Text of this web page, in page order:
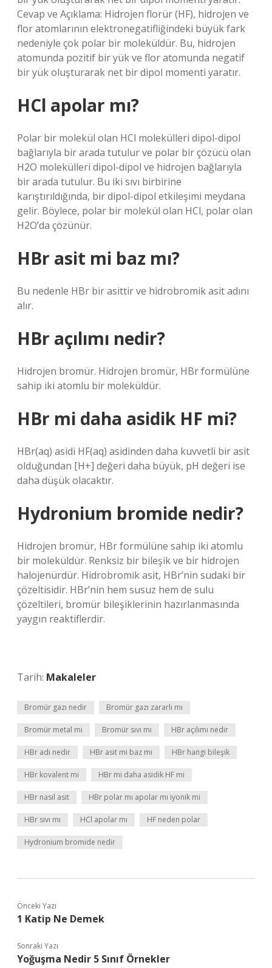
Cevap ve Açıklama: Hidrojen florür (HF), hidrojen ve
flor atomlarının elektronegatifliğindeki büyük fark
nedeniyle çok polar bir moleküldür. Bu, hidrojen
atomunda pozitif bir yük ve flor atomunda negatif
bir yük oluşturarak net bir dipol momenti yaratır.
HCl apolar mı?
Polar bir molekül olan HCl molekülleri dipol-dipol
bağlarıyla bir arada tutulur ve polar bir çözücü olan
H2O molekülleri dipol-dipol ve hidrojen bağlarıyla
bir arada tutulur. Bu iki sıvı birbirine
karıştırıldığında, bir dipol-dipol etkileşimi meydana
gelir. Böylece, polar bir molekül olan HCl, polar olan
H2O’da çözünür.
HBr asit mi baz mı?
Bu nedenle HBr bir asittir ve hidrobromik asit adını
alır.
HBr açılımı nedir?
Hidrojen bromür. Hidrojen bromür, HBr formülüne
sahip iki atomlu bir moleküldür.
HBr mi daha asidik HF mi?
HBr(aq)‍ asidi HF(aq)‍ asidinden daha kuvvetli bir asit
olduğundan [H+]‍ değeri daha büyük, pH‍ değeri ise
daha düşük olacaktır.
Hydronium bromide nedir?
Hidrojen bromür, HBr formülüne sahip iki atomlu
bir moleküldür. Renksiz bir bileşik ve bir hidrojen
halojenürdür. Hidrobromik asit, HBr’nin sudaki bir
çözeltisidir. HBr’nin hem susuz hem de sulu
çözeltileri, bromür bileşiklerinin hazırlanmasında
yaygın reaktiflerdir.
Tarih: Makaleler
Bromür gazı nedir Bromür gazı zararlı mı
Bromür metal mi Bromür sıvı mı HBr açılımı nedir
HBr adı nedir HBr asit mi baz mı HBr hangi bileşik
HBr kovalent mi HBr mi daha asidik HF mi
HBr nasıl asit HBr polar mı apolar mı iyonik mi
HBr sıvı mı HCl apolar mı HF neden polar
Hydronium bromide nedir
Önceki Yazı
1 Katip Ne Demek
Sonraki Yazı
Yoğuşma Nedir 5 Sınıf Örnekler